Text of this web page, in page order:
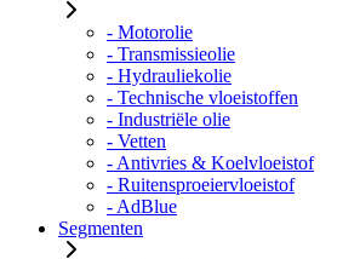
- Motorolie
- Transmissieolie
- Hydrauliekolie
- Technische vloeistoffen
- Industriële olie
- Vetten
- Antivries & Koelvloeistof
- Ruitensproeiervloeistof
- AdBlue
Segmenten